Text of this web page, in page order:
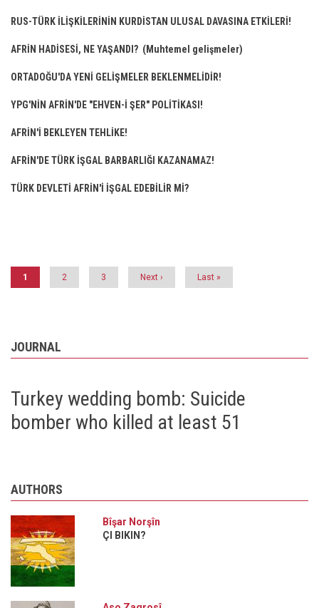
RUS-TÜRK İLİŞKİLERİNİN KURDİSTAN ULUSAL DAVASINA ETKİLERİ!
AFRİN HADİSESİ, NE YAŞANDI? (Muhtemel gelişmeler)
ORTADOĞU'DA YENİ GELİŞMELER BEKLENMELİDİR!
YPG'NİN AFRİN'DE "EHVEN-İ ŞER" POLİTİKASI!
AFRİN'İ BEKLEYEN TEHLİKE!
AFRİN'DE TÜRK İŞGAL BARBARLIĞI KAZANAMAZ!
TÜRK DEVLETİ AFRİN'İ İŞGAL EDEBİLİR Mİ?
Current
page
1 Page
2 Page
3
Next
page
Next ›
Last
page
Last »
JOURNAL
Turkey wedding bomb: Suicide
bomber who killed at least 51
AUTHORS
Bîşar Norşîn
ÇI BIKIN?